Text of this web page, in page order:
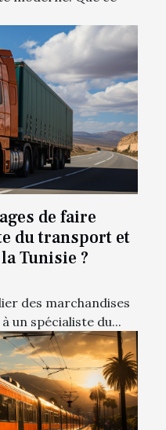
de faire
du transport et
Tunisie ?
des marchandises
un spécialiste du...